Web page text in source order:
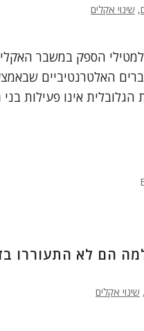
, שינוי אקלים
הספק במשבר
האלטרנטיביים
אינו פעילות
הם לא התעוררו
, שינוי אקלים